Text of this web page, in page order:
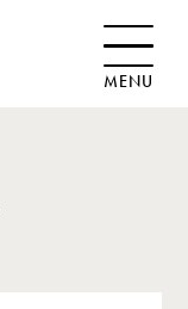
MENU